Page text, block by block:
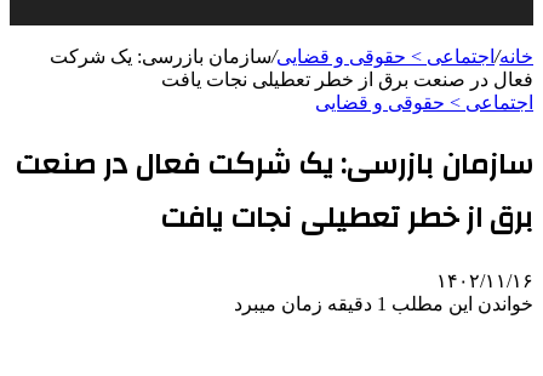
خانه/ اجتماعی > حقوقی و قضایی/سازمان بازرسی: یک شرکت‌
فعال در صنعت برق از خطر تعطیلی نجات یافت
اجتماعی > حقوقی و قضایی
سازمان بازرسی: یک شرکت‌ فعال در صنعت
برق از خطر تعطیلی نجات یافت
۱۴۰۲/۱۱/۱۶
خواندن این مطلب 1 دقیقه زمان میبرد